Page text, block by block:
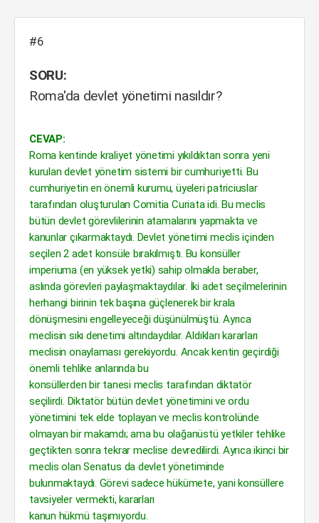
#6
SORU:
Roma'da devlet yönetimi nasıldır?
CEVAP:
Roma kentinde kraliyet yönetimi yıkıldıktan sonra yeni
kurulan devlet yönetim sistemi bir cumhuriyetti. Bu
cumhuriyetin en önemli kurumu, üyeleri patriciuslar
tarafından oluşturulan Comitia Curiata idi. Bu meclis
bütün devlet görevlilerinin atamalarını yapmakta ve
kanunlar çıkarmaktaydı. Devlet yönetimi meclis içinden
seçilen 2 adet konsüle bırakılmıştı. Bu konsüller
imperiuma (en yüksek yetki) sahip olmakla beraber,
aslında görevleri paylaşmaktaydılar. İki adet seçilmelerinin
herhangi birinin tek başına güçlenerek bir krala
dönüşmesini engelleyeceği düşünülmüştü. Ayrıca
meclisin sıkı denetimi altındaydılar. Aldıkları kararları
meclisin onaylaması gerekiyordu. Ancak kentin geçirdiği
önemli tehlike anlarında bu
konsüllerden bir tanesi meclis tarafından diktatör
seçilirdi. Diktatör bütün devlet yönetimini ve ordu
yönetimini tek elde toplayan ve meclis kontrolünde
olmayan bir makamdı; ama bu olağanüstü yetkiler tehlike
geçtikten sonra tekrar meclise devredilirdi. Ayrıca ikinci bir
meclis olan Senatus da devlet yönetiminde
bulunmaktaydı. Görevi sadece hükümete, yani konsüllere
tavsiyeler vermekti, kararları
kanun hükmü taşımıyordu.